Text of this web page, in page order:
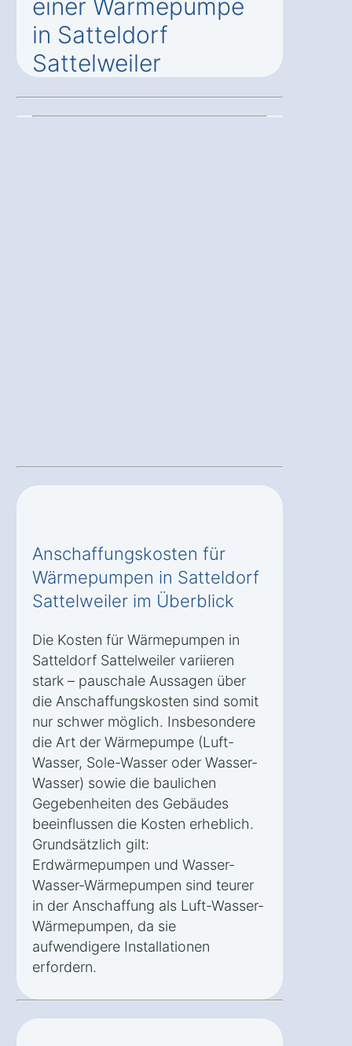
einer Wärmepumpe
in Satteldorf
Sattelweiler
Anschaffungskosten für
Wärmepumpen in Satteldorf
Sattelweiler im Überblick
Die Kosten für Wärmepumpen in
Satteldorf Sattelweiler variieren
stark – pauschale Aussagen über
die Anschaffungskosten sind somit
nur schwer möglich. Insbesondere
die Art der Wärmepumpe (Luft-
Wasser, Sole-Wasser oder Wasser-
Wasser) sowie die baulichen
Gegebenheiten des Gebäudes
beeinflussen die Kosten erheblich.
Grundsätzlich gilt:
Erdwärmepumpen und Wasser-
Wasser-Wärmepumpen sind teurer
in der Anschaffung als Luft-Wasser-
Wärmepumpen, da sie
aufwendigere Installationen
erfordern.